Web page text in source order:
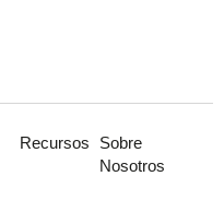
Recursos
Sobre
Nosotros